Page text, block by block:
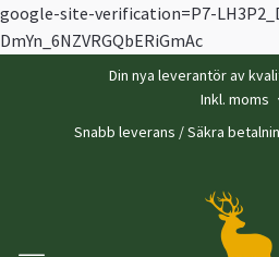
google-site-verification=P7-
DmYn_6NZVRGQbERiGmAc
Din nya leverantör av
Inkl. moms
Snabb leverans / Säkra